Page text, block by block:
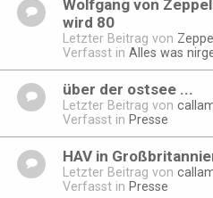
Wolfgang von
wird 80
Letzter Beitrag von
Verfasst in Alles was
über der ostsee ...
Letzter Beitrag von
Verfasst in Presse
HAV in
Letzter Beitrag von
Verfasst in Presse